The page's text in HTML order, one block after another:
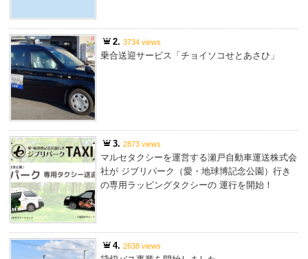
2.3734 views
乗合送迎サービス「チョイソコせとあさひ」
3.2873 views
マルセタクシーを運営する瀬戸自動車運送株式会
社が ジブリパーク（愛・地球博記念公園）行き
の専用ラッピングタクシーの 運行を開始！
4.2638 views